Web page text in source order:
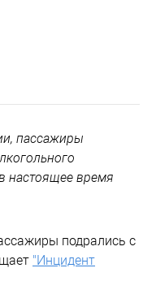
пассажиры
настоящее время
подрались с
"Инцидент